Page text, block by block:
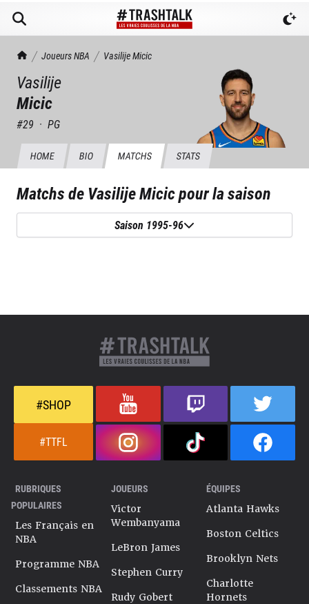
TrashTalk Actu NBA
Joueurs NBA VasilijeMicic
Vasilije
Micic
#29 · PG
HOME BIO MATCHS STATS
Matchs de Vasilije Micicpour la saison
Saison 1995-96
#SHOP
#TTFL
RUBRIQUES
POPULAIRES
Les Français en
NBA
Programme NBA
Classements NBA
JOUEURS
Victor
Wembanyama
LeBron James
Stephen Curry
Rudy Gobert
ÉQUIPES
Atlanta Hawks
Boston Celtics
Brooklyn Nets
Charlotte
Hornets